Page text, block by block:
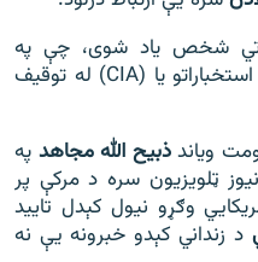
شخص یاد شوی، چې په
۲۰۰۸م کال کې د امریکا د مرکزي استخباراتو یا (CIA) له توقیف
ویاندذبیح الله مجاهد په
ټلویزیون سره د مرکې پر
وګړو نیول کېدل تایید
د زنداني کېدو خبرونه یې نه